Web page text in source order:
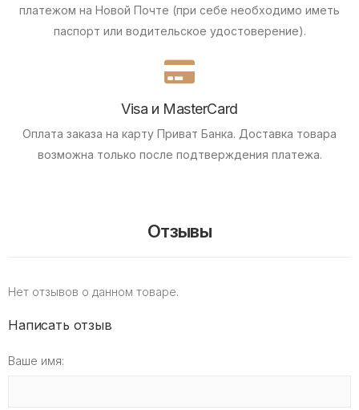
платежом на Новой Почте (при себе необходимо иметь
паспорт или водительское удостоверение).
Visa и MasterCard
Оплата заказа на карту Приват Банка. Доставка товара
возможна только после подтверждения платежа.
Отзывы
Нет отзывов о данном товаре.
Написать отзыв
Ваше имя: